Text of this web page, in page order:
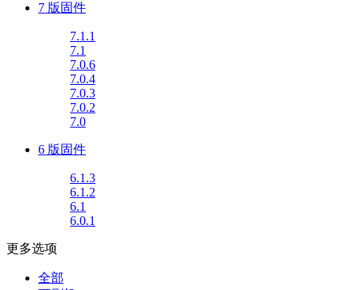
7 版固件
7.1.1
7.1
7.0.6
7.0.4
7.0.3
7.0.2
7.0
6 版固件
6.1.3
6.1.2
6.1
6.0.1
更多选项
全部